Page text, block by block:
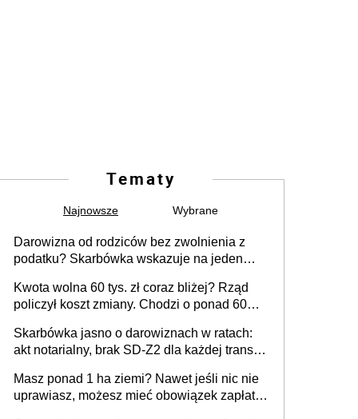
Tematy
Najnowsze Wybrane
Darowizna od rodziców bez zwolnienia z
podatku? Skarbówka wskazuje na jeden
Kwota wolna 60 tys. zł coraz bliżej? Rząd
policzył koszt zmiany. Chodzi o ponad 60
Skarbówka jasno o darowiznach w ratach:
akt notarialny, brak SD-Z2 dla każdej transzy
Masz ponad 1 ha ziemi? Nawet jeśli nic nie
uprawiasz, możesz mieć obowiązek zapłaty